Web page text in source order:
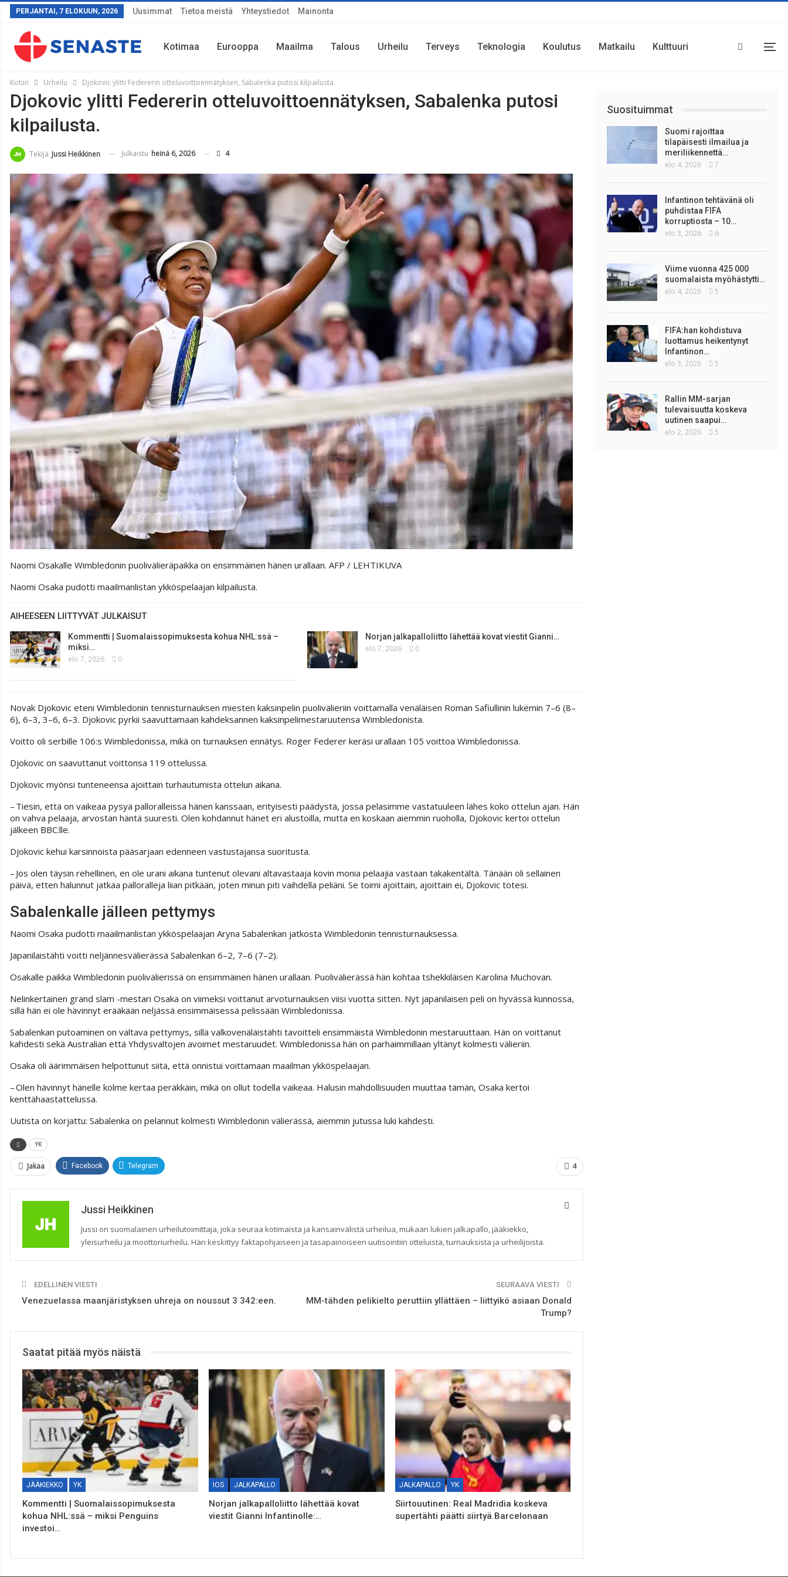
PERJANTAI, 7 ELOKUUN, 2026 Uusimmat Tietoa meistä Yhteystiedot Mainonta
Kotimaa Eurooppa Maailma Talous Urheilu Terveys Teknologia Koulutus Matkailu Kulttuuri
Sää
Kotiin Urheilu Djokovic ylitti Federerin otteluvoittoennätyksen, Sabalenka putosi kilpailusta.
Djokovic ylitti Federerin otteluvoittoennätyksen, Sabalenka putosi
kilpailusta.
Tekijä Jussi Heikkinen Julkaistu heinä 6, 2026 4
Naomi Osakalle Wimbledonin puolivälieräpaikka on ensimmäinen hänen urallaan. AFP / LEHTIKUVA
Naomi Osaka pudotti maailmanlistan ykköspelaajan kilpailusta.
AIHEESEEN LIITTYVÄT JULKAISUT
Kommentti | Suomalaissopimuksesta kohua NHL:ssä –
miksi…
elo 7, 2026 0
Norjan jalkapalloliitto lähettää kovat viestit Gianni…
elo 7, 2026 0
Novak Djokovic eteni Wimbledonin tennisturnauksen miesten kaksinpelin puolivälieriin voittamalla venäläisen Roman Safiullinin lukemin 7–6 (8–
6), 6–3, 3–6, 6–3. Djokovic pyrkii saavuttamaan kahdeksannen kaksinpelimestaruutensa Wimbledonista.
Voitto oli serbille 106:s Wimbledonissa, mikä on turnauksen ennätys. Roger Federer keräsi urallaan 105 voittoa Wimbledonissa.
Djokovic on saavuttanut voittonsa 119 ottelussa.
Djokovic myönsi tunteneensa ajoittain turhautumista ottelun aikana.
– Tiesin, että on vaikeaa pysyä palloralleissa hänen kanssaan, erityisesti päädystä, jossa pelasimme vastatuuleen lähes koko ottelun ajan. Hän
on vahva pelaaja, arvostan häntä suuresti. Olen kohdannut hänet eri alustoilla, mutta en koskaan aiemmin ruoholla, Djokovic kertoi ottelun
jälkeen BBC:lle.
Djokovic kehui karsinnoista pääsarjaan edenneen vastustajansa suoritusta.
– Jos olen täysin rehellinen, en ole urani aikana tuntenut olevani altavastaaja kovin monia pelaajia vastaan takakentältä. Tänään oli sellainen
päivä, etten halunnut jatkaa palloralleja liian pitkään, joten minun piti vaihdella peliäni. Se toimi ajoittain, ajoittain ei, Djokovic totesi.
Sabalenkalle jälleen pettymys
Naomi Osaka pudotti maailmanlistan ykköspelaajan Aryna Sabalenkan jatkosta Wimbledonin tennisturnauksessa.
Japanilaistähti voitti neljännesvälierässä Sabalenkan 6–2, 7–6 (7–2).
Osakalle paikka Wimbledonin puolivälierissä on ensimmäinen hänen urallaan. Puolivälierässä hän kohtaa tshekkiläisen Karolina Muchovan.
Nelinkertainen grand slam -mestari Osaka on viimeksi voittanut arvoturnauksen viisi vuotta sitten. Nyt japanilaisen peli on hyvässä kunnossa,
sillä hän ei ole hävinnyt erääkään neljässä ensimmäisessä pelissään Wimbledonissa.
Sabalenkan putoaminen on valtava pettymys, sillä valkovenäläistähti tavoitteli ensimmäistä Wimbledonin mestaruuttaan. Hän on voittanut
kahdesti sekä Australian että Yhdysvaltojen avoimet mestaruudet. Wimbledonissa hän on parhaimmillaan yltänyt kolmesti välieriin.
Osaka oli äärimmäisen helpottunut siitä, että onnistui voittamaan maailman ykköspelaajan.
– Olen hävinnyt hänelle kolme kertaa peräkkäin, mikä on ollut todella vaikeaa. Halusin mahdollisuuden muuttaa tämän, Osaka kertoi
kenttähaastattelussa.
Uutista on korjattu: Sabalenka on pelannut kolmesti Wimbledonin välierässä, aiemmin jutussa luki kahdesti.
YK
4
Jakaa Facebook Telegram
Jussi Heikkinen
Jussi on suomalainen urheilutoimittaja, joka seuraa kotimaista ja kansainvälistä urheilua, mukaan lukien jalkapallo, jääkiekko,
yleisurheilu ja moottoriurheilu. Hän keskittyy faktapohjaiseen ja tasapainoiseen uutisointiin otteluista, turnauksista ja urheilijoista.
EDELLINEN VIESTI
Venezuelassa maanjäristyksen uhreja on noussut 3 342:een.
SEURAAVA VIESTI
MM-tähden pelikielto peruttiin yllättäen – liittyikö asiaan Donald
Trump?
Saatat pitää myös näistä
JÄÄKIEKKO YK
Kommentti | Suomalaissopimuksesta
kohua NHL:ssä – miksi Penguins
investoi…
IOS JALKAPALLO
Norjan jalkapalloliitto lähettää kovat
viestit Gianni Infantinolle:…
JALKAPALLO YK
Siirtouutinen: Real Madridia koskeva
supertähti päätti siirtyä Barcelonaan
Suosituimmat
Suomi rajoittaa
tilapäisesti ilmailua ja
meriliikennettä…
elo 4, 2026 7
Infantinon tehtävänä oli
puhdistaa FIFA
korruptiosta – 10…
elo 3, 2026 6
Viime vuonna 425 000
suomalaista myöhästytti…
elo 4, 2026 5
FIFA:han kohdistuva
luottamus heikentynyt
Infantinon…
elo 3, 2026 5
Rallin MM-sarjan
tulevaisuutta koskeva
uutinen saapui…
elo 2, 2026 5